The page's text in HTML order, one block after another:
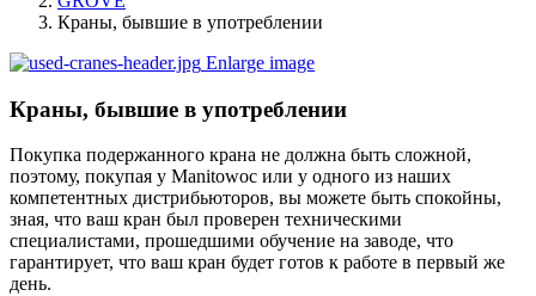
Краны, бывшие в употреблении
Enlarge image
Краны, бывшие в употреблении
Покупка подержанного крана не должна быть сложной,
поэтому, покупая у Manitowoc или у одного из наших
компетентных дистрибьюторов, вы можете быть спокойны,
зная, что ваш кран был проверен техническими
специалистами, прошедшими обучение на заводе, что
гарантирует, что ваш кран будет готов к работе в первый же
день.